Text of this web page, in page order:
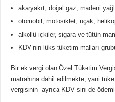
akaryakıt, doğal gaz, madeni
otomobil, motosiklet, uçak,
alkollü içkiler, sigara ve tütün
KDV’nin lüks tüketim malları
Bir ek vergi olan Özel Tüketim
matrahına dahil edilmekte, yani
vergisinin ayrıca KDV sini de